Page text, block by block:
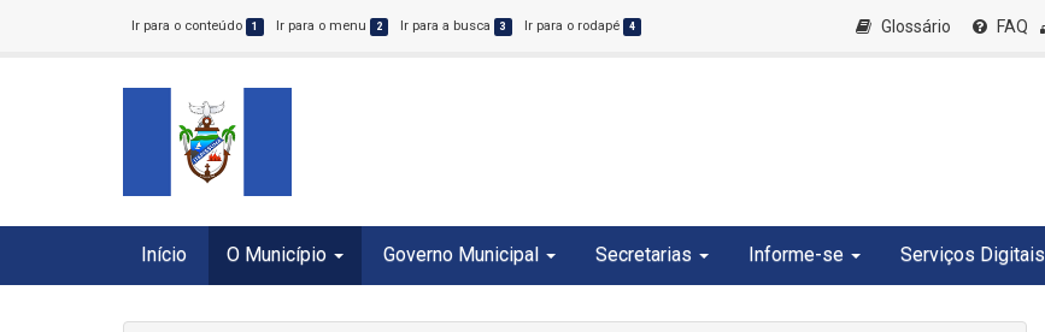
Ir para o conteúdo 1 Ir para o menu 2 Ir para a busca 3 Ir para o rodapé 4 Glossário FAQ
Início O Município Governo Municipal Secretarias Informe-se Serviços Digitais